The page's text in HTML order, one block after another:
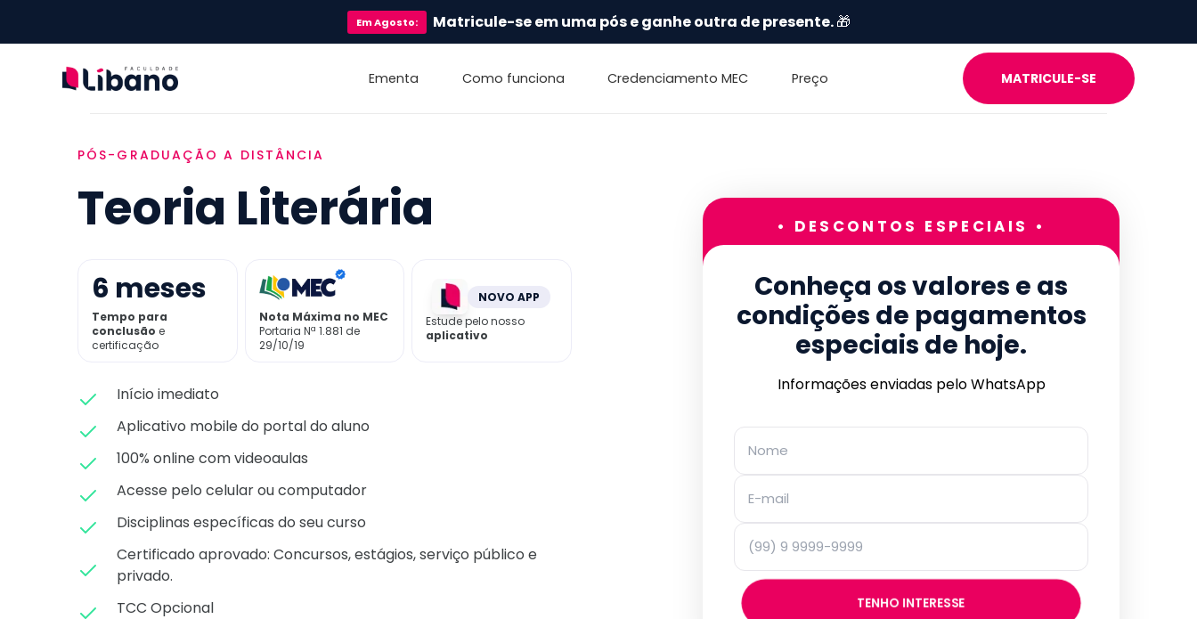
EmAgosto: Matricule-se em uma pós e ganhe outra de presente.🎁
Ementa Como funciona Credenciamento MEC Preço MATRICULE-SE
PÓS-GRADUAÇÃO A DISTÂNCIA
Teoria Literária
6 meses
Tempo para
conclusão e
certificação
Nota Máxima no MEC
Portaria Nª 1.881 de
29/10/19
NOVO APP
Estude pelo nosso
aplicativo
Início imediato
Aplicativo mobile do portal do aluno
100% online com videoaulas
Acesse pelo celular ou computador
Disciplinas específicas do seu curso
Certificado aprovado: Concursos, estágios, serviço público e
privado.
TCC Opcional
• DESCONTOS ESPECIAIS •
Conheça os valores e as
condições de pagamentos
especiais de hoje.
Informações enviadas pelo WhatsApp
TENHO INTERESSE